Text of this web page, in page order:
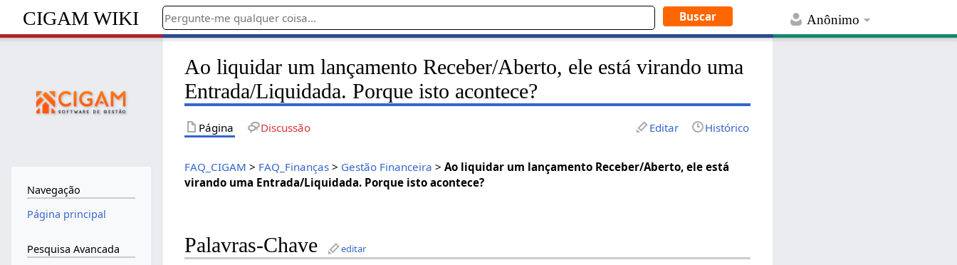
Anônimo
CIGAM WIKI
Ao liquidar um lançamento Receber/Aberto, ele está virando uma
Entrada/Liquidada. Porque isto acontece?
Página Discussão Editar Histórico
FAQ_CIGAM > FAQ_Finanças > Gestão Financeira >Ao liquidar um lançamento Receber/Aberto, ele está
virando uma Entrada/Liquidada. Porque isto acontece?
Palavras-Chave editar
Navegação
Página principal
Pesquisa Avancada